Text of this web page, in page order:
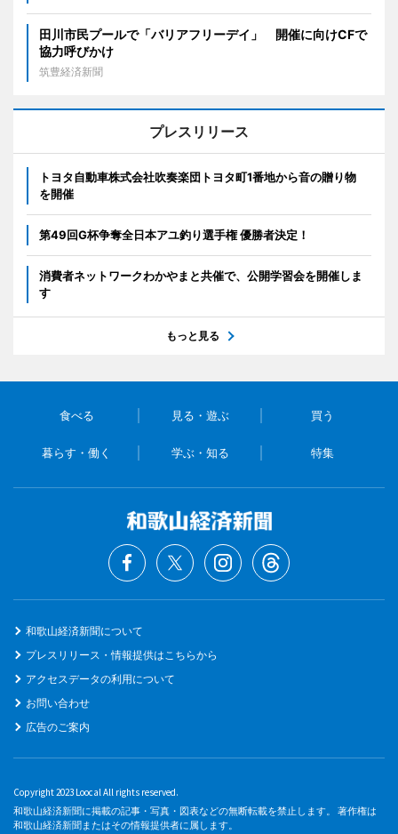
田川市民プールで「バリアフリーデイ」 開催に向けCFで
協力呼びかけ
筑豊経済新聞
プレスリリース
トヨタ自動車株式会社吹奏楽団トヨタ町1番地から音の贈り物
を開催
第49回G杯争奪全日本アユ釣り選手権 優勝者決定！
消費者ネットワークわかやまと共催で、公開学習会を開催しま
す
もっと見る
食べる 見る・遊ぶ 買う
暮らす・働く 学ぶ・知る 特集
和歌山経済新聞について
プレスリリース・情報提供はこちらから
アクセスデータの利用について
お問い合わせ
広告のご案内
Copyright 2023 Loocal All rights reserved.
和歌山経済新聞に掲載の記事・写真・図表などの無断転載を禁止します。 著作権は
和歌山経済新聞またはその情報提供者に属します。